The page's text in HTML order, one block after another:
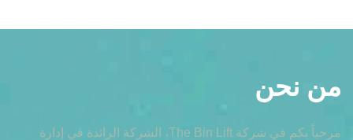
من نحن
مرحباً بكم في شركة The Bin Lift، الشركة الرائدة في إدارة